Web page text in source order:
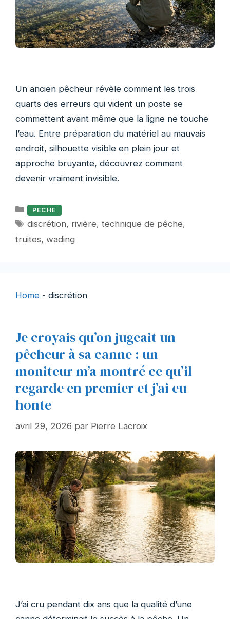
Un ancien pêcheur révèle comment les trois
quarts des erreurs qui vident un poste se
commettent avant même que la ligne ne touche
l’eau. Entre préparation du matériel au mauvais
endroit, silhouette visible en plein jour et
approche bruyante, découvrez comment
devenir vraiment invisible.
Catégories
PECHE
Étiquettes
discrétion, rivière,technique de pêche,
truites, wading
Home - discrétion
Je croyais qu’on jugeait un
pêcheur à sa canne : un
moniteur m’a montré ce qu’il
regarde en premier et j’ai eu
honte
avril 29, 2026 par Pierre Lacroix
J’ai cru pendant dix ans que la qualité d’une